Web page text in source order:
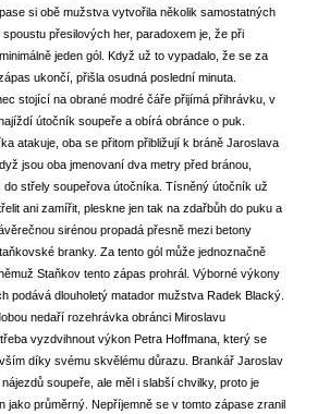
si obě mužstva vytvořila několik samostatných
přesilových her, paradoxem je, že při
jeden gól. Když už to vypadalo, že se za
ukončí, přišla osudná poslední minuta.
stojící na obrané modré čáře přijímá přihrávku, v
útočník soupeře a obírá obránce o puk.
atakuje, oba se přitom přibližují k bráně Jaroslava
jsou oba jmenovaní dva metry před bránou,
do střely soupeřova útočníka. Tísněný útočník už
ani zamířit, pleskne jen tak na zdařbůh do puku a
sirénou propadá přesně mezi betony
branky. Za tento gól může jednoznačně
Staňkov tento zápas prohrál. Výborné výkony
podává dlouholetý matador mužstva Radek Blacký.
nedaří rozehrávka obránci Miroslavu
vyzdvihnout výkon Petra Hoffmana, který se
díky svému skvělému důrazu. Brankář Jaroslav
soupeře, ale měl i slabší chvilky, proto je
jako průměrný. Nepříjemně se v tomto zápase zranil